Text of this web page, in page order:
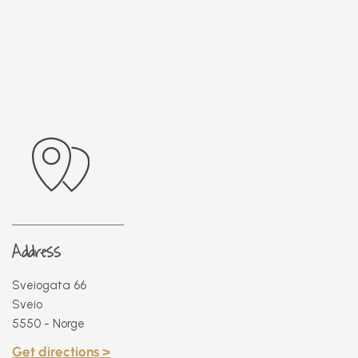
Address
Sveiogata 66
Sveio
5550 - Norge
Get directions >